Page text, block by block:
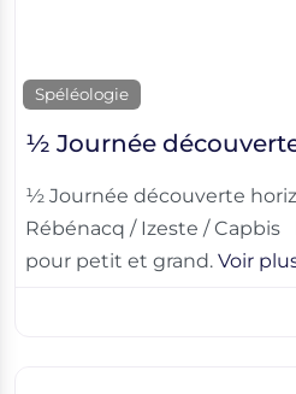
Spéléologie
½ Journée découverte
Rébénacq / Izeste /
pour petit et grand. Voir